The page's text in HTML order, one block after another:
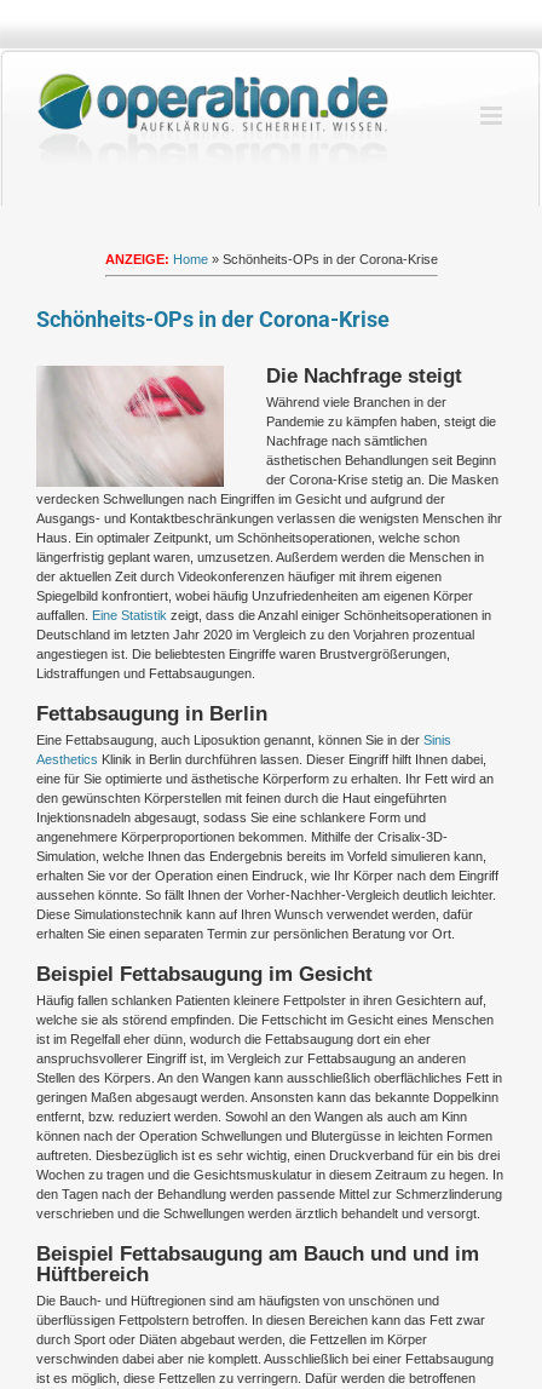
springen
ANZEIGE: Home» Schönheits-OPs in der Corona-Krise
Schönheits-OPs in der Corona-Krise
Die Nachfrage steigt
Während viele Branchen in der
Pandemie zu kämpfen haben, steigt die
Nachfrage nach sämtlichen
ästhetischen Behandlungen seit Beginn
der Corona-Krise stetig an. Die Masken
verdecken Schwellungen nach Eingriffen im Gesicht und aufgrund der
Ausgangs- und Kontaktbeschränkungen verlassen die wenigsten Menschen ihr
Haus. Ein optimaler Zeitpunkt, um Schönheitsoperationen, welche schon
längerfristig geplant waren, umzusetzen. Außerdem werden die Menschen in
der aktuellen Zeit durch Videokonferenzen häufiger mit ihrem eigenen
Spiegelbild konfrontiert, wobei häufig Unzufriedenheiten am eigenen Körper
auffallen. Eine Statistik zeigt, dass die Anzahl einiger Schönheitsoperationen in
Deutschland im letzten Jahr 2020 im Vergleich zu den Vorjahren prozentual
angestiegen ist. Die beliebtesten Eingriffe waren Brustvergrößerungen,
Lidstraffungen und Fettabsaugungen.
Fettabsaugung in Berlin
Eine Fettabsaugung, auch Liposuktion genannt, können Sie in der Sinis
Aesthetics Klinik in Berlin durchführen lassen. Dieser Eingriff hilft Ihnen dabei,
eine für Sie optimierte und ästhetische Körperform zu erhalten. Ihr Fett wird an
den gewünschten Körperstellen mit feinen durch die Haut eingeführten
Injektionsnadeln abgesaugt, sodass Sie eine schlankere Form und
angenehmere Körperproportionen bekommen. Mithilfe der Crisalix-3D-
Simulation, welche Ihnen das Endergebnis bereits im Vorfeld simulieren kann,
erhalten Sie vor der Operation einen Eindruck, wie Ihr Körper nach dem Eingriff
aussehen könnte. So fällt Ihnen der Vorher-Nachher-Vergleich deutlich leichter.
Diese Simulationstechnik kann auf Ihren Wunsch verwendet werden, dafür
erhalten Sie einen separaten Termin zur persönlichen Beratung vor Ort.
Beispiel Fettabsaugung im Gesicht
Häufig fallen schlanken Patienten kleinere Fettpolster in ihren Gesichtern auf,
welche sie als störend empfinden. Die Fettschicht im Gesicht eines Menschen
ist im Regelfall eher dünn, wodurch die Fettabsaugung dort ein eher
anspruchsvollerer Eingriff ist, im Vergleich zur Fettabsaugung an anderen
Stellen des Körpers. An den Wangen kann ausschließlich oberflächliches Fett in
geringen Maßen abgesaugt werden. Ansonsten kann das bekannte Doppelkinn
entfernt, bzw. reduziert werden. Sowohl an den Wangen als auch am Kinn
können nach der Operation Schwellungen und Blutergüsse in leichten Formen
auftreten. Diesbezüglich ist es sehr wichtig, einen Druckverband für ein bis drei
Wochen zu tragen und die Gesichtsmuskulatur in diesem Zeitraum zu hegen. In
den Tagen nach der Behandlung werden passende Mittel zur Schmerzlinderung
verschrieben und die Schwellungen werden ärztlich behandelt und versorgt.
Beispiel Fettabsaugung am Bauch und und im
Hüftbereich
Die Bauch- und Hüftregionen sind am häufigsten von unschönen und
überflüssigen Fettpolstern betroffen. In diesen Bereichen kann das Fett zwar
durch Sport oder Diäten abgebaut werden, die Fettzellen im Körper
verschwinden dabei aber nie komplett. Ausschließlich bei einer Fettabsaugung
ist es möglich, diese Fettzellen zu verringern. Dafür werden die betroffenen